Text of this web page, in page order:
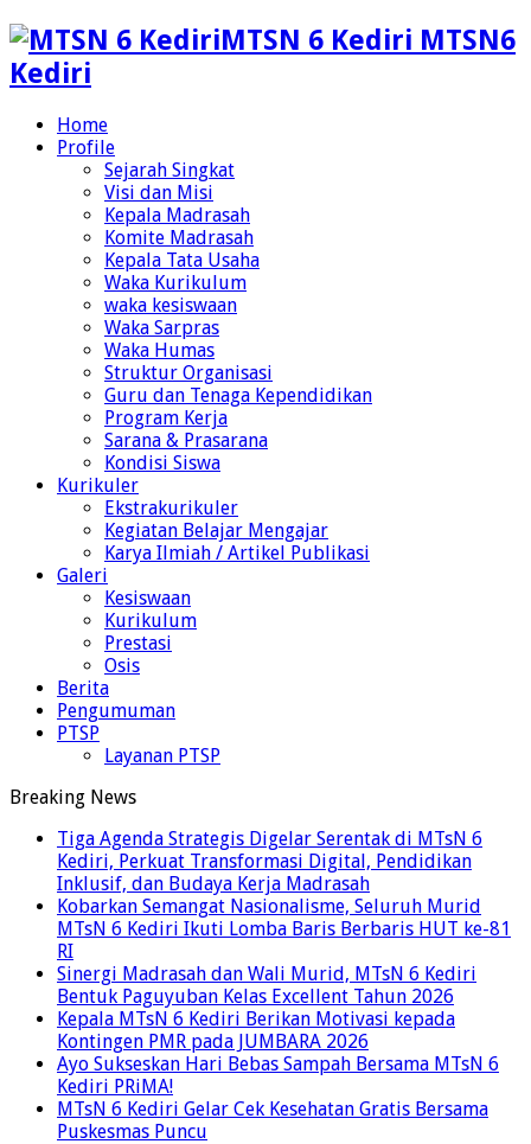
MTSN 6 Kediri MTSN6
Kediri
Home
Profile
Sejarah Singkat
Visi dan Misi
Kepala Madrasah
Komite Madrasah
Kepala Tata Usaha
Waka Kurikulum
waka kesiswaan
Waka Sarpras
Waka Humas
Struktur Organisasi
Guru dan Tenaga Kependidikan
Program Kerja
Sarana & Prasarana
Kondisi Siswa
Kurikuler
Ekstrakurikuler
Kegiatan Belajar Mengajar
Karya Ilmiah / Artikel Publikasi
Galeri
Kesiswaan
Kurikulum
Prestasi
Osis
Berita
Pengumuman
PTSP
Layanan PTSP
Breaking News
Tiga Agenda Strategis Digelar Serentak di MTsN 6
Kediri, Perkuat Transformasi Digital, Pendidikan
Inklusif, dan Budaya Kerja Madrasah
Kobarkan Semangat Nasionalisme, Seluruh Murid
MTsN 6 Kediri Ikuti Lomba Baris Berbaris HUT ke-81
RI
Sinergi Madrasah dan Wali Murid, MTsN 6 Kediri
Bentuk Paguyuban Kelas Excellent Tahun 2026
Kepala MTsN 6 Kediri Berikan Motivasi kepada
Kontingen PMR pada JUMBARA 2026
Ayo Sukseskan Hari Bebas Sampah Bersama MTsN 6
Kediri PRiMA!
MTsN 6 Kediri Gelar Cek Kesehatan Gratis Bersama
Puskesmas Puncu